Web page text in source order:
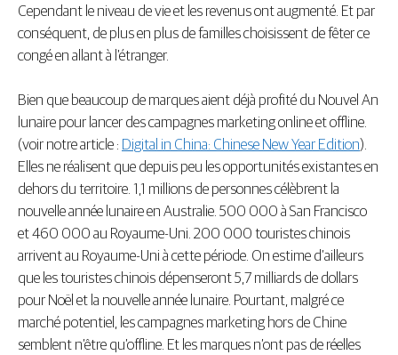
Cependant le niveau de vie et les revenus ont augmenté. Et par
conséquent, de plus en plus de familles choisissent de fêter ce
congé en allant à l’étranger.
Bien que beaucoup de marques aient déjà profité du Nouvel An
lunaire pour lancer des campagnes marketing online et offline.
(voir notre article : Digital in China: Chinese New Year Edition).
Elles ne réalisent que depuis peu les opportunités existantes en
dehors du territoire. 1,1 millions de personnes célèbrent la
nouvelle année lunaire en Australie. 500 000 à San Francisco
et 460 000 au Royaume-Uni. 200 000 touristes chinois
arrivent au Royaume-Uni à cette période. On estime d’ailleurs
que les touristes chinois dépenseront 5,7 milliards de dollars
pour Noël et la nouvelle année lunaire. Pourtant, malgré ce
marché potentiel, les campagnes marketing hors de Chine
semblent n’être qu’offline. Et les marques n’ont pas de réelles